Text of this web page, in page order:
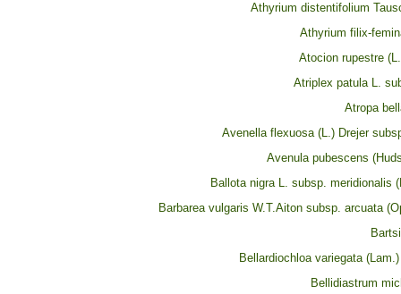
Athyrium distentifolium
Athyrium filix-
Atocion rupestre
Atriplex patula L.
Atropa
Avenella flexuosa (L.) Drejer
Avenula pubescens
Ballota nigra L. subsp. meridionalis
Barbarea vulgaris W.T.Aiton subsp. arcuata
Bellardiochloa variegata
Bellidiastrum